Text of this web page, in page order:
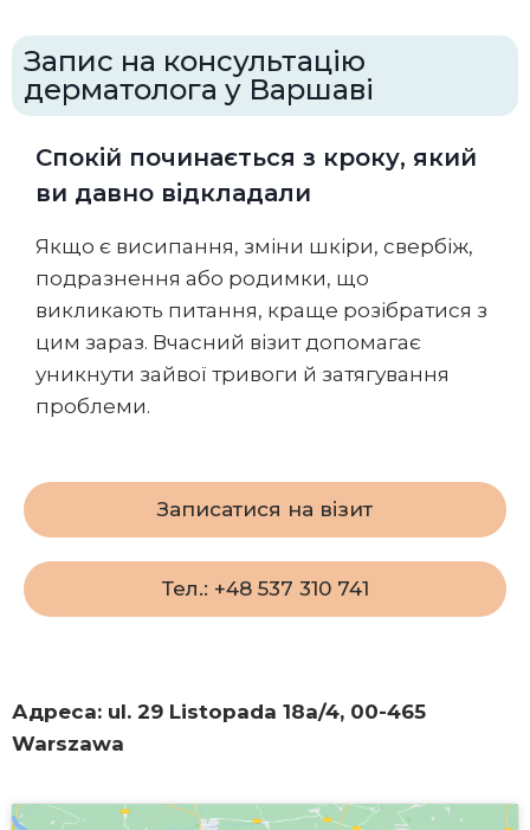
Запис на консультацію
дерматолога у Варшаві
Спокій починається з кроку, який
ви давно відкладали
Якщо є висипання, зміни шкіри, свербіж,
подразнення або родимки, що
викликають питання, краще розібратися з
цим зараз. Вчасний візит допомагає
уникнути зайвої тривоги й затягування
проблеми.
Записатися на візит
Тел.: +48 537 310 741
Адреса: ul. 29 Listopada 18a/4, 00-465
Warszawa